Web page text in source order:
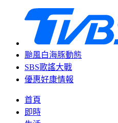
颱風白海豚動態
SBS歌謠大戰
優惠好康情報
首頁
即時